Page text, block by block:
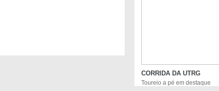
CORRIDA DA UTRG
Toureio a pé em destaque